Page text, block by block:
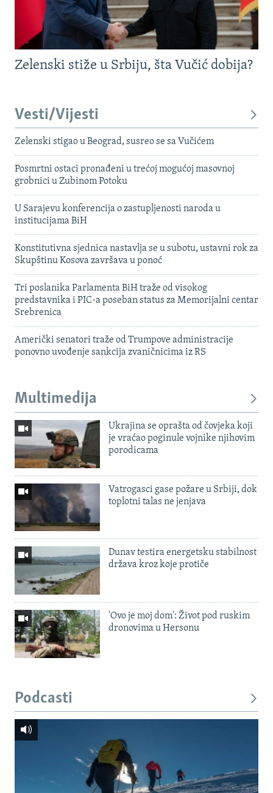
Zelenski stiže u Srbiju, šta Vučić dobija?
Vesti/Vijesti
Zelenski stigao u Beograd, susreo se sa Vučićem
Posmrtni ostaci pronađeni u trećoj mogućoj masovnoj
grobnici u Zubinom Potoku
U Sarajevu konferencija o zastupljenosti naroda u
institucijama BiH
Konstitutivna sjednica nastavlja se u subotu, ustavni rok za
Skupštinu Kosova završava u ponoć
Tri poslanika Parlamenta BiH traže od visokog
predstavnika i PIC-a poseban status za Memorijalni centar
Srebrenica
Američki senatori traže od Trumpove administracije
ponovno uvođenje sankcija zvaničnicima iz RS
Multimedija
Ukrajina se oprašta od čovjeka koji
je vraćao poginule vojnike njihovim
porodicama
Vatrogasci gase požare u Srbiji, dok
toplotni talas ne jenjava
Dunav testira energetsku stabilnost
država kroz koje protiče
'Ovo je moj dom': Život pod ruskim
dronovima u Hersonu
Podcasti